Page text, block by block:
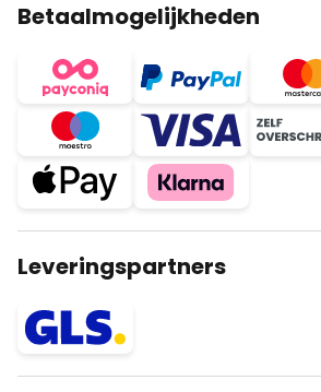
Betaalmogelijkheden
Leveringspartners